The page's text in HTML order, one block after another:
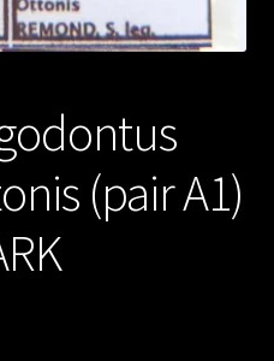
(pair A1)